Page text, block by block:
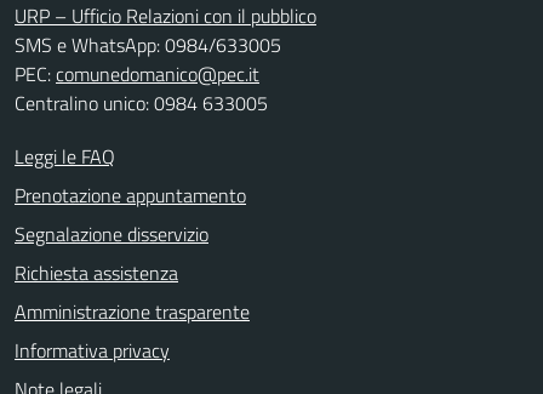
URP – Ufficio Relazioni con il pubblico
SMS e WhatsApp: 0984/633005
PEC:comunedomanico@pec.it
Centralino unico: 0984 633005
Leggi le FAQ
Prenotazione appuntamento
Segnalazione disservizio
Richiesta assistenza
Amministrazione trasparente
Informativa privacy